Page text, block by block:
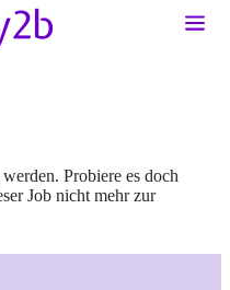
Probiere es doch
Job nicht mehr zur